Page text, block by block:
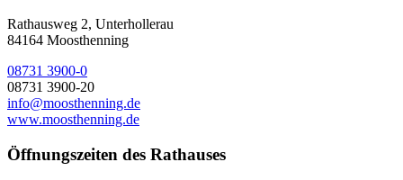
Rathausweg 2, Unterhollerau
84164 Moosthenning
08731 3900-0
08731 3900-20
info@moosthenning.de
www.moosthenning.de
Öffnungszeiten des Rathauses